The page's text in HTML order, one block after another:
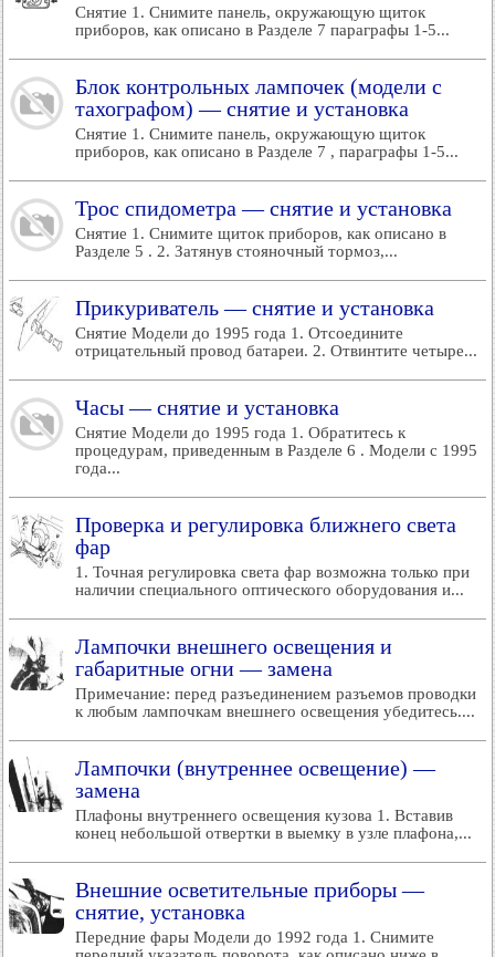
Снятие 1. Снимите панель, окружающую щиток
приборов, как описано в Разделе 7 параграфы 1-5...
Блок контрольных лампочек (модели с
тахографом) — снятие и установка
Снятие 1. Снимите панель, окружающую щиток
приборов, как описано в Разделе 7 , параграфы 1-5...
Трос спидометра — снятие и установка
Снятие 1. Снимите щиток приборов, как описано в
Разделе 5 . 2. Затянув стояночный тормоз,...
Прикуриватель — снятие и установка
Снятие Модели до 1995 года 1. Отсоедините
отрицательный провод батареи. 2. Отвинтите четыре...
Часы — снятие и установка
Снятие Модели до 1995 года 1. Обратитесь к
процедурам, приведенным в Разделе 6 . Модели с 1995
года...
Проверка и регулировка ближнего света
фар
1. Точная регулировка света фар возможна только при
наличии специального оптического оборудования и...
Лампочки внешнего освещения и
габаритные огни — замена
Примечание: перед разъединением разъемов проводки
к любым лампочкам внешнего освещения убедитесь....
Лампочки (внутреннее освещение) —
замена
Плафоны внутреннего освещения кузова 1. Вставив
конец небольшой отвертки в выемку в узле плафона,...
Внешние осветительные приборы —
снятие, установка
Передние фары Модели до 1992 года 1. Снимите